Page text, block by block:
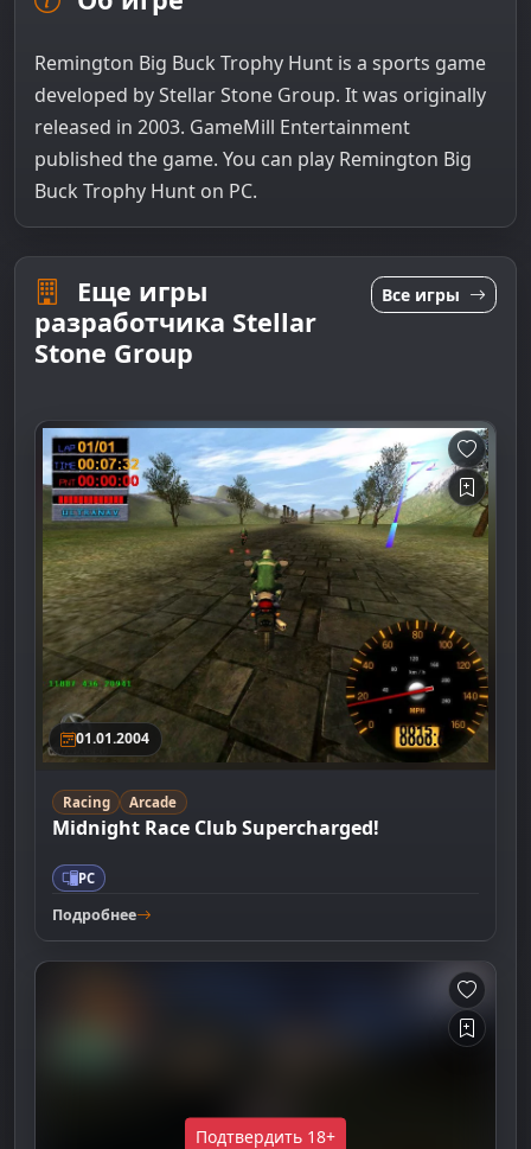
Remington Big Buck Trophy Hunt is a sports game
developed by Stellar Stone Group. It was originally
released in 2003. GameMill Entertainment
published the game. You can play Remington Big
Buck Trophy Hunt on PC.
Еще игры
разработчика Stellar
Stone Group
Все игры
01.01.2004
Racing Arcade
Midnight Race Club Supercharged!
PC
Подробнее
Подтвердить 18+